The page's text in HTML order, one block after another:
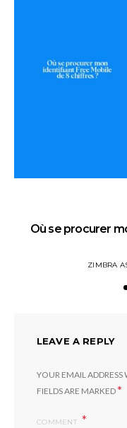
Où se procurer
ZIMBRA
LEAVE A REPLY
YOUR EMAIL ADDRESS
FIELDS ARE MARKED*
COMMENT